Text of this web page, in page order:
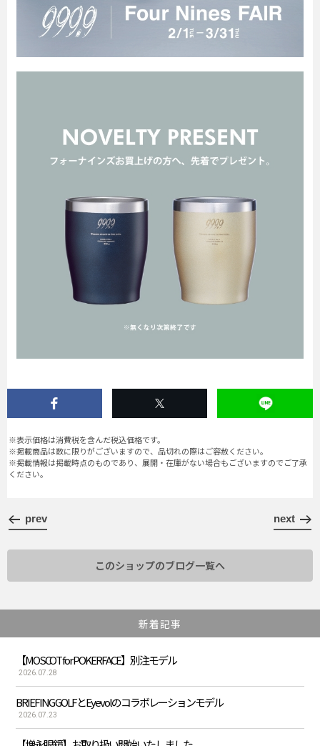
※表示価格は消費税を含んだ税込価格です。
※掲載商品は数に限りがございますので、品切れの際はご容赦ください。
※掲載情報は掲載時点のものであり、展開・在庫がない場合もございますのでご了承
ください。
prev next
このショップのブログ一覧へ
新着記事
【MOSCOT for POKERFACE】別注モデル
2026.07.28
BRIEFING GOLFとEyevolのコラボレーションモデル
2026.07.23